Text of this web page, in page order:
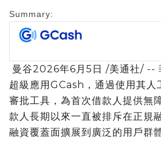
Summary:
曼谷2026年6月5日 /美通社/ --
超級應用GCash，通過使用其人
審批工具，為首次借款人提供無
款人長期以來一直被排斥在正規
融資覆蓋面擴展到廣泛的用戶群